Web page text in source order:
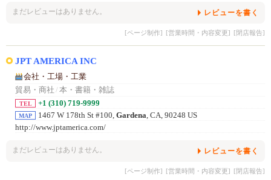
まだレビューはありません。 レビューを書く
[ページ制作] [営業時間・内容変更] [閉店報告]
JPT AMERICA INC
会社・工場・工業
貿易・商社 / 本・書籍・雑誌
TEL +1 (310) 719-9999
MAP 1467 W 178th St #100, Gardena , CA, 90248 US
http://www.jptamerica.com/
まだレビューはありません。 レビューを書く
[ページ制作] [営業時間・内容変更] [閉店報告]